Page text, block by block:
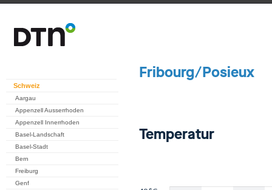
Schweiz
Aargau
Appenzell Ausserrhoden
Appenzell Innerrhoden
Basel-Landschaft
Basel-Stadt
Bern
Freiburg
Genf